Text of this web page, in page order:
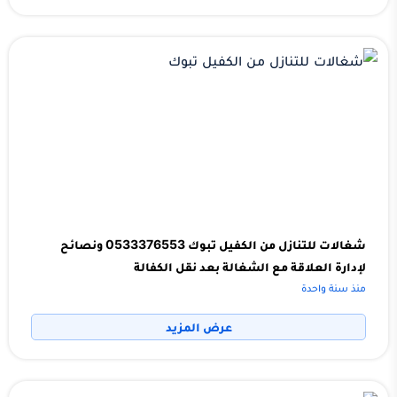
شغالات للتنازل من الكفيل تبوك 0533376553 ونصائح
لإدارة العلاقة مع الشغالة بعد نقل الكفالة
منذ سنة واحدة
عرض المزيد